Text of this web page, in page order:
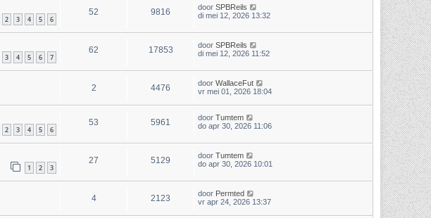
2 3 4 5 6
52 9816 door SPBReils
di mei 12, 2026 13:32
3 4 5 6 7
62 17853 door SPBReils
di mei 12, 2026 11:52
2 4476 door WallaceFut
vr mei 01, 2026 18:04
2 3 4 5 6
53 5961 door Tumtem
do apr 30, 2026 11:06
1 2 3
27 5129 door Tumtem
do apr 30, 2026 10:01
4 2123 door Permted
vr apr 24, 2026 13:37